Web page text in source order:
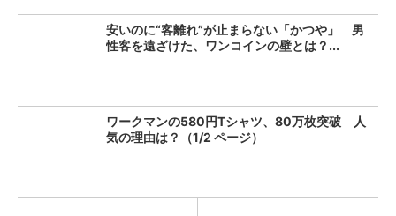
安いのに“客離れ”が止まらない「かつや」 男
性客を遠ざけた、ワンコインの壁とは？...
ワークマンの580円Tシャツ、80万枚突破 人
気の理由は？（1/2 ページ）